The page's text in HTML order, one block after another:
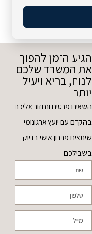
הגיע הזמן להפוך
את המשרד שלכם
לנוח, בריא ויעיל
יותר
השאירו פרטים ונחזור אליכם
בהקדם עם יועץ ארגונומי
שיתאים פתרון אישי בדיוק
בשבילכם